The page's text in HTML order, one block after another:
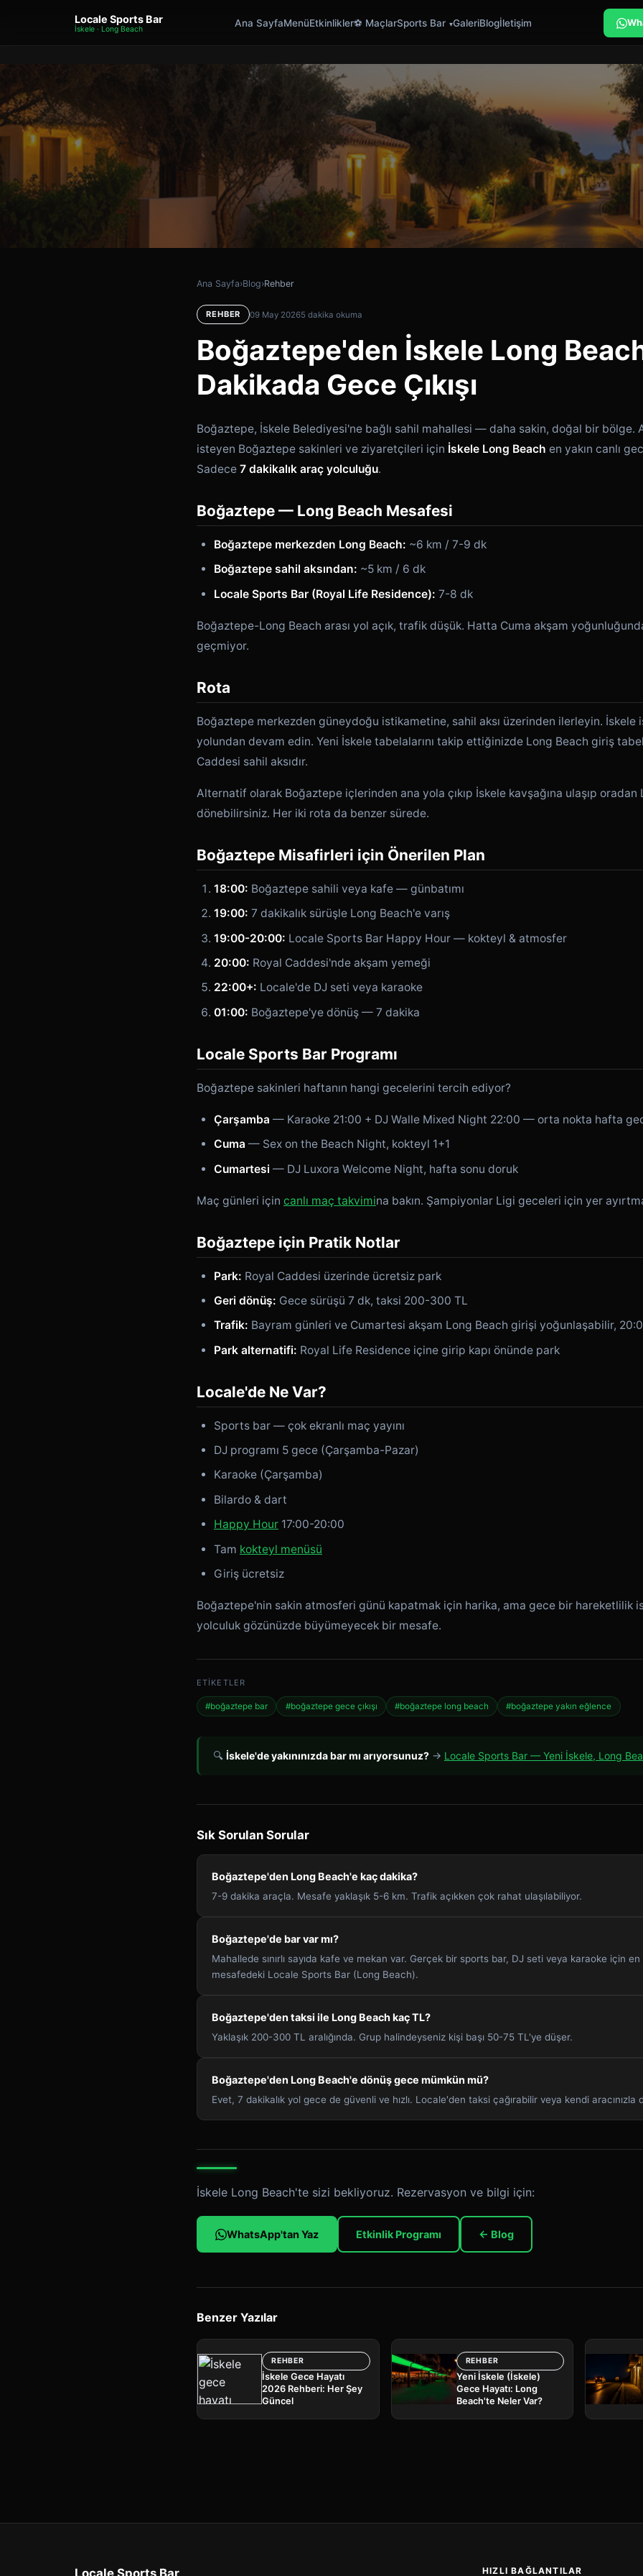
Locale Sports Bar
İskele · Long Beach
Ana SayfaMenüEtkinlikler⚽ MaçlarSports Bar GaleriBlogİletişim
Ana Sayfa›Blog›Rehber
REHBER 09 May 20265 dakika okuma
Boğaztepe'den İskele Long
Dakikada Gece Çıkışı
Boğaztepe, İskele Belediyesi'ne bağlı sahil mahallesi — daha sakin, doğal bir bölge.
isteyen Boğaztepe sakinleri ve ziyaretçileri için İskele Long Beach en yakın canlı
Sadece 7 dakikalık araç yolculuğu.
Boğaztepe — Long Beach Mesafesi
Boğaztepe merkezden Long Beach: ~6 km / 7-9 dk
Boğaztepe sahil aksından: ~5 km / 6 dk
Locale Sports Bar (Royal Life Residence): 7-8 dk
Boğaztepe-Long Beach arası yol açık, trafik düşük. Hatta Cuma akşam
geçmiyor.
Rota
Boğaztepe merkezden güneydoğu istikametine, sahil aksı üzerinden ilerleyin. İskele
yolundan devam edin. Yeni İskele tabelalarını takip ettiğinizde Long Beach giriş
Caddesi sahil aksıdır.
Alternatif olarak Boğaztepe içlerinden ana yola çıkıp İskele kavşağına ulaşıp oradan
dönebilirsiniz. Her iki rota da benzer sürede.
Boğaztepe Misafirleri için Önerilen Plan
18:00: Boğaztepe sahili veya kafe — günbatımı
19:00: 7 dakikalık sürüşle Long Beach'e varış
19:00-20:00: Locale Sports Bar Happy Hour — kokteyl & atmosfer
20:00: Royal Caddesi'nde akşam yemeği
22:00+: Locale'de DJ seti veya karaoke
01:00: Boğaztepe'ye dönüş — 7 dakika
Locale Sports Bar Programı
Boğaztepe sakinleri haftanın hangi gecelerini tercih ediyor?
Çarşamba — Karaoke 21:00 + DJ Walle Mixed Night 22:00 — orta nokta hafta
Cuma — Sex on the Beach Night, kokteyl 1+1
Cumartesi — DJ Luxora Welcome Night, hafta sonu doruk
Maç günleri için canlı maç takvimina bakın. Şampiyonlar Ligi geceleri için yer
Boğaztepe için Pratik Notlar
Park: Royal Caddesi üzerinde ücretsiz park
Geri dönüş: Gece sürüşü 7 dk, taksi 200-300 TL
Trafik: Bayram günleri ve Cumartesi akşam Long Beach girişi yoğunlaşabilir,
Park alternatifi: Royal Life Residence içine girip kapı önünde park
Locale'de Ne Var?
Sports bar — çok ekranlı maç yayını
DJ programı 5 gece (Çarşamba-Pazar)
Karaoke (Çarşamba)
Bilardo & dart
Happy Hour 17:00-20:00
Tam kokteyl menüsü
Giriş ücretsiz
Boğaztepe'nin sakin atmosferi günü kapatmak için harika, ama gece bir hareketlilik
yolculuk gözünüzde büyümeyecek bir mesafe.
ETIKETLER
#boğaztepe bar #boğaztepe gece çıkışı #boğaztepe long beach #boğaztepe yakın eğlence
🔍 İskele'de yakınınızda bar mı arıyorsunuz? → Locale Sports Bar — Yeni İskele, Long
Sık Sorulan Sorular
Boğaztepe'den Long Beach'e kaç dakika?
7-9 dakika araçla. Mesafe yaklaşık 5-6 km. Trafik açıkken çok rahat ulaşılabiliyor.
Boğaztepe'de bar var mı?
Mahallede sınırlı sayıda kafe ve mekan var. Gerçek bir sports bar, DJ seti veya karaoke için
mesafedeki Locale Sports Bar (Long Beach).
Boğaztepe'den taksi ile Long Beach kaç TL?
Yaklaşık 200-300 TL aralığında. Grup halindeyseniz kişi başı 50-75 TL'ye düşer.
Boğaztepe'den Long Beach'e dönüş gece mümkün mü?
Evet, 7 dakikalık yol gece de güvenli ve hızlı. Locale'den taksi çağırabilir veya kendi aracınızla
İskele Long Beach'te sizi bekliyoruz. Rezervasyon ve bilgi için:
WhatsApp'tan Yaz Etkinlik Programı ← Blog
Benzer Yazılar
REHBER
İskele Gece Hayatı
2026 Rehberi: Her Şey
Güncel
REHBER
Yeni İskele (İskele)
Gece Hayatı: Long
Beach'te Neler Var?
HIZLI BAĞLANTILAR